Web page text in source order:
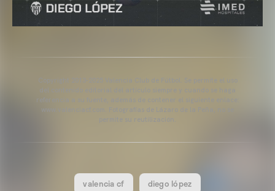
Copyright 2013-2025 Valencia Club de Fútbol. Se permite el uso
del contenido editorial del artículo siempre y cuando se haga
referencia a su fuente, además de contener el siguiente enlace:
www.valenciacf.com. Fotografías de Lázaro de la Peña, no se
valencia cf diego lópez